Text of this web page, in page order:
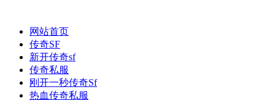
网站首页
传奇SF
新开传奇sf
传奇私服
刚开一秒传奇Sf
热血传奇私服